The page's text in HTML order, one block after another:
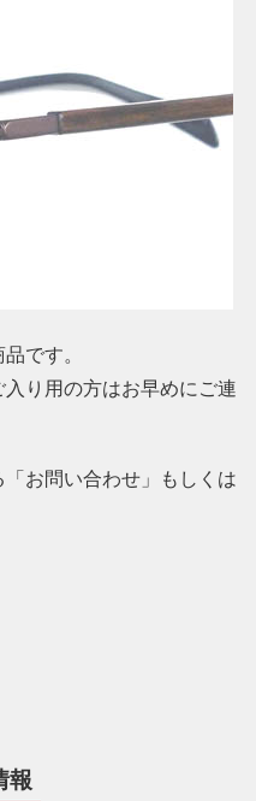
です。
り用の方はお早めにご連
お問い合わせ」もしくは
報